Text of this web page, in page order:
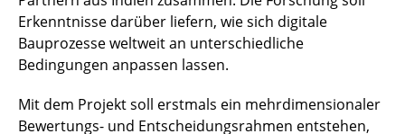
Erkenntnisse darüber liefern, wie sich digitale
Bauprozesse weltweit an unterschiedliche
Bedingungen anpassen lassen.
Mit dem Projekt soll erstmals ein mehrdimensionaler
Bewertungs- und Entscheidungsrahmen entstehen,